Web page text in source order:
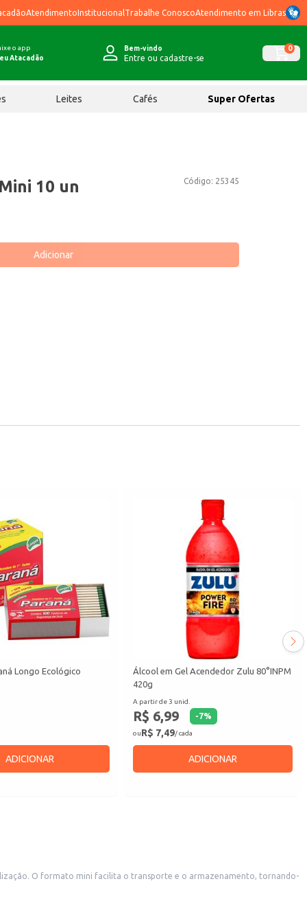
AtendimentoInstitucional Trabalhe ConoscoAtendimento em Libras
o app
Atacadão
Bem-vindo
Entre ou cadastre-se
0
Leites Cafés Super Ofertas
Código: 25345
10 un
Adicionar
Longo Ecológico
ADICIONAR
Álcool em Gel Acendedor Zulu 80°INPM
420g
A partir de 3 unid.
R$ 6,99 -7%
ouR$ 7,49/ cada
ADICIONAR
O formato mini facilita o transporte e o armazenamento, tornando-